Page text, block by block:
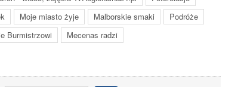
Moje miasto żyje Malborskie smaki
Podróże
Burmistrzowi
Mecenas radzi